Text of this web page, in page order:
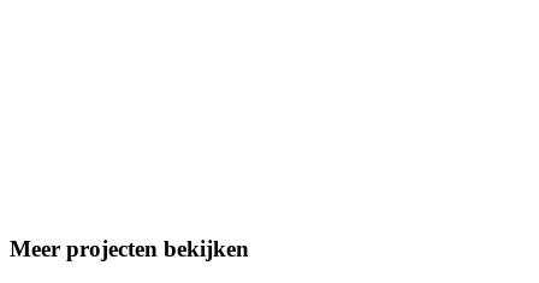
Meer projecten bekijken